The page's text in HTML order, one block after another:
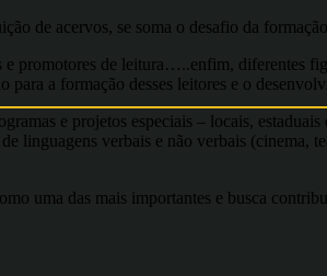
de acervos, se soma o desafio da
de leitura…..enfim, diferentes
para a formação desses leitores e o
e projetos especiais – locais,
linguagens verbais e não verbais
uma das mais importantes e busca